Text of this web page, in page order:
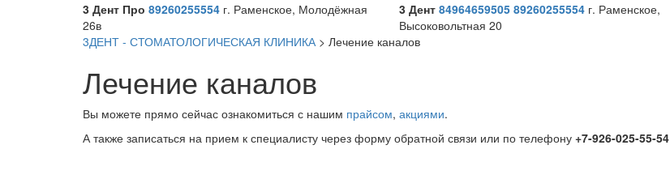
3 Дент Про 89260255554 г. Раменское, Молодёжная
26в
3 Дент 84964659505 89260255554 г. Раменское,
Высоковольтная 20
3ДЕНТ - СТОМАТОЛОГИЧЕСКАЯ КЛИНИКА > Лечение каналов
Лечение каналов
Вы можете прямо сейчас ознакомиться с нашим прайсом, акциями.
А также записаться на прием к специалисту через форму обратной связи или по телефону +7-926-025-55-54